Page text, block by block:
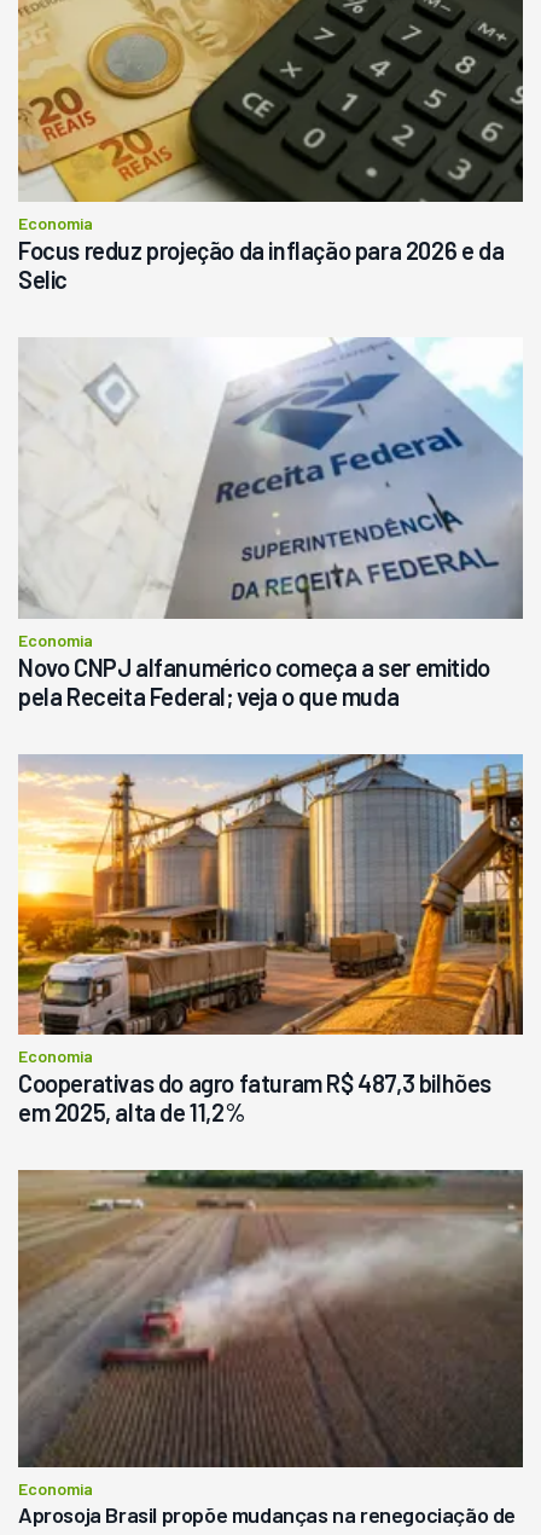
Economia
Focus reduz projeção da inflação para 2026 e da
Selic
Economia
Novo CNPJ alfanumérico começa a ser emitido
pela Receita Federal; veja o que muda
Economia
Cooperativas do agro faturam R$ 487,3 bilhões
em 2025, alta de 11,2%
Economia
Aprosoja Brasil propõe mudanças na renegociação de